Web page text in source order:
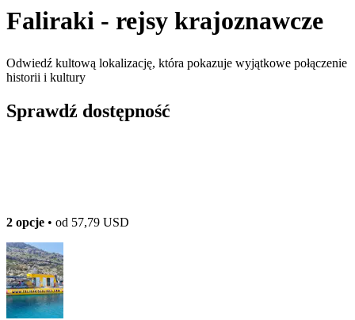
Faliraki - rejsy krajoznawcze
Odwiedź kultową lokalizację, która pokazuje wyjątkowe połączenie
historii i kultury
Sprawdź dostępność
2 opcje • od 57,79 USD